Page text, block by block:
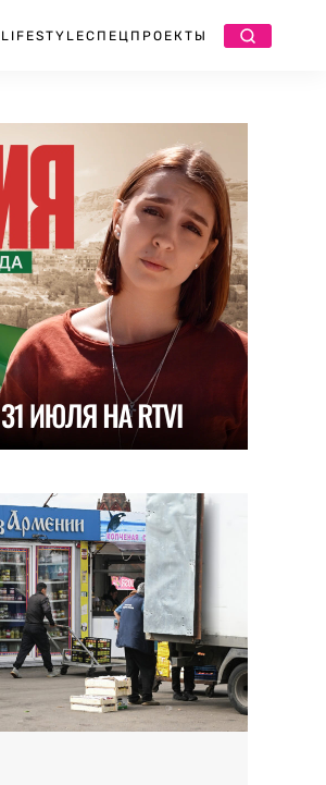
LIFESTYLEСПЕЦПРОЕКТЫ